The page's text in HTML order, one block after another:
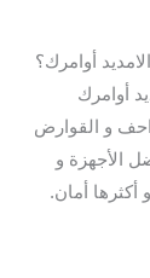
أوامرك؟
أوامرك
و القوارض
الأجهزة و
أكثرها أمان.